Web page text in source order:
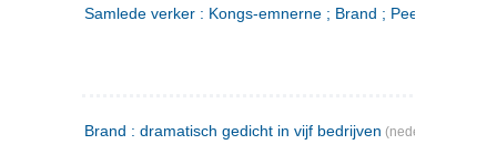
Samlede verker : Kongs-emnerne ; Brand ; Peer Gynt. 2
Brand : dramatisch gedicht in vijf bedrijven (nederlandsk)